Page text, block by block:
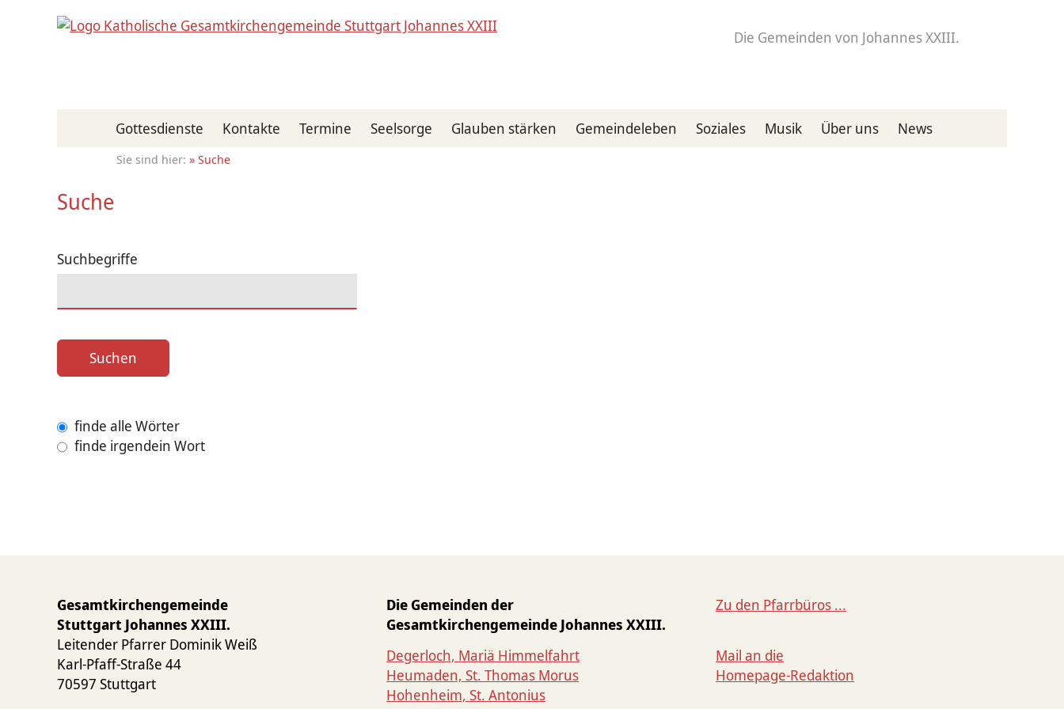
Die Gemeinden von Johannes XXIII.
Gottesdienste Kontakte Termine Seelsorge Glauben stärken Gemeindeleben Soziales Musik Über uns News
Suche
Suche
Suchbegriffe
Suchen
finde alle Wörter
finde irgendein Wort
Gesamtkirchengemeinde
Stuttgart Johannes XXIII.
Leitender Pfarrer Dominik Weiß
Karl-Pfaff-Straße 44
70597 Stuttgart
Die Gemeinden der
Gesamtkirchengemeinde Johannes XXIII.
Degerloch, Mariä Himmelfahrt
Heumaden, St. Thomas Morus
Hohenheim, St. Antonius
Zu den Pfarrbüros ...
Mail an die
Homepage-Redaktion